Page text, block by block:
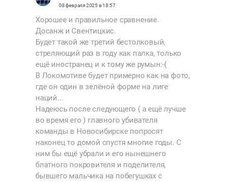
08 февраля 2025 в 18:57
Хорошее и правильное сравнение.
Досанж и Свентицкис.
Будет такой же третий бестолковый,
стреляющий раз в году как палка, только
ещё иностранец и к тому же румын:-(
В Локомотиве будет примерно как на фото,
где он один в зелёной форме на лиге
наций...
Надеюсь после следующего ( а ещё лучше
во время его ) главного убивателя
команды в Новосибирске попросят
наконец то домой спустя многие годы. С
ним бы ещё убрали и его нынешнего
блатного покровителя и поделителя,
бывшего мальчика на побегушках с